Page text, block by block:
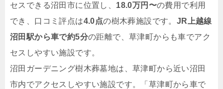
セスできる沼田市に位置し、 18.0万円〜の費用で利用
でき、口コミ評点は4.0点の樹木葬施設です。 JR上越線
沼田駅から車で約5分の距離で、草津町からも車でアク
セスしやすい施設です。
沼田ガーデニング樹木葬墓地は、草津町から近い沼田
市内でアクセスしやすい施設です。「草津町から車で